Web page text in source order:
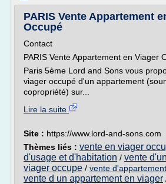
PARIS Vente Appartement
Occupé
Contact
PARIS Vente Appartement en Viager
Paris 5ème Lord and Sons vous
viager occupé d'un appartement
copropriété) sur...
Lire la suite
Site : https://www.lord-and-sons.com
Thèmes liés : vente en viager
d'usage et d'habitation / vente
viager occupe / vente
vente d un appartement en viager